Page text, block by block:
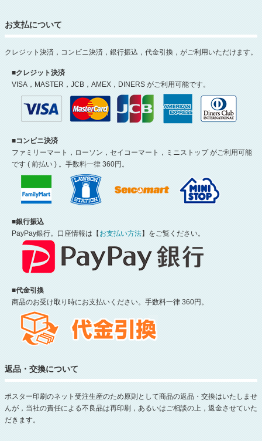
お支払について
クレジット決済，コンビニ決済，銀行振込，代金引換，がご利用いただけます。
■クレジット決済
VISA，MASTER，JCB，AMEX，DINERS がご利用可能です。
■コンビニ決済
ファミリーマート，ローソン，セイコーマート，ミニストップ がご利用可能
です ( 前払い ) 。手数料一律 360円。
■銀行振込
PayPay銀行。口座情報は【 お支払い方法】をご覧ください。
■代金引換
商品のお受け取り時にお支払いください。手数料一律 360円。
返品・交換について
ポスター印刷のネット受注生産のため原則として商品の返品・交換はいたしませ
んが，当社の責任による不良品は再印刷，あるいはご相談の上，返金させていた
だきます。